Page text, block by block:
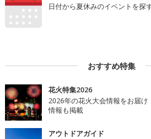
日付から夏休みのイベントを探
おすすめ特集
花火特集2026
2026年の花火大会情報をお届け
情報も掲載
アウトドアガイド